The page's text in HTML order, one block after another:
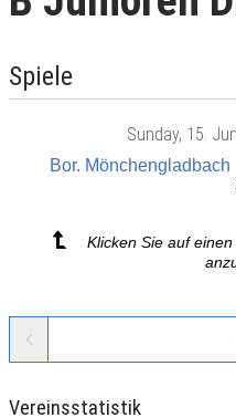
Spiele
Sunday, 15.
Bor. Mönchengladbach
Klicken Sie auf
Vereinsstatistik